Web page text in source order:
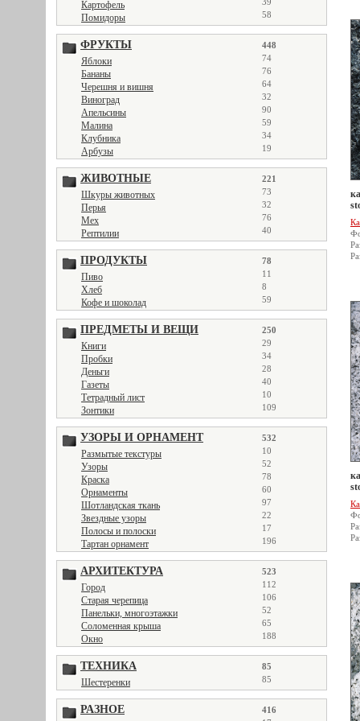
Картофель
Помидоры 58
ФРУКТЫ 448
Яблоки 74
Бананы 76
Черешня и вишня 64
Виноград 32
Апельсины 90
Малина 59
Клубника 34
Арбузы 19
ЖИВОТНЫЕ 221
Шкуры животных 73
Перья 32
Мех 76
Рептилии 40
ПРОДУКТЫ 78
Пиво 11
Хлеб 8
Кофе и шоколад 59
ПРЕДМЕТЫ И ВЕЩИ 250
Книги 29
Пробки 34
Деньги 28
Газеты 40
Тетрадный лист 10
Зонтики 109
УЗОРЫ И ОРНАМЕНТ 532
Размытые текстуры 10
Узоры 52
Краска 78
Орнаменты 60
Шотландская ткань 97
Звездные узоры 22
Полосы и полоски 17
Тартан орнамент 196
АРХИТЕКТУРА 523
Город 112
Старая черепица 106
Панельки, многоэтажки 52
Соломенная крыша 65
Окно 188
ТЕХНИКА 85
Шестеренки 85
РАЗНОЕ 416